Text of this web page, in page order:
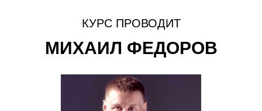
МИХАИЛ ФЕДОРОВ
КУРС ПРОВОДИТ